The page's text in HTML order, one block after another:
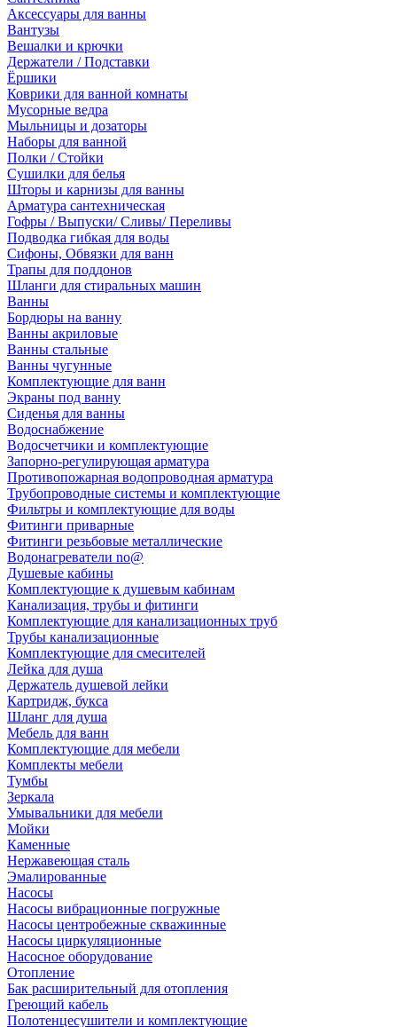
Аксессуары для ванны
Вантузы
Вешалки и крючки
Держатели / Подставки
Ёршики
Коврики для ванной комнаты
Мусорные ведра
Мыльницы и дозаторы
Наборы для ванной
Полки / Стойки
Сушилки для белья
Шторы и карнизы для ванны
Арматура сантехническая
Гофры / Выпуски/ Сливы/ Переливы
Подводка гибкая для воды
Сифоны, Обвязки для ванн
Трапы для поддонов
Шланги для стиральных машин
Ванны
Бордюры на ванну
Ванны акриловые
Ванны стальные
Ванны чугунные
Комплектующие для ванн
Экраны под ванну
Сиденья для ванны
Водоснабжение
Водосчетчики и комплектующие
Запорно-регулирующая арматура
Противопожарная водопроводная арматура
Трубопроводные системы и комплектующие
Фильтры и комплектующие для воды
Фитинги приварные
Фитинги резьбовые металлические
Водонагреватели no@
Душевые кабины
Комплектующие к душевым кабинам
Канализация, трубы и фитинги
Комплектующие для канализационных труб
Трубы канализационные
Комплектующие для смесителей
Лейка для душа
Держатель душевой лейки
Картридж, букса
Шланг для душа
Мебель для ванн
Комплектующие для мебели
Комплекты мебели
Тумбы
Зеркала
Умывальники для мебели
Мойки
Каменные
Нержавеющая сталь
Эмалированные
Насосы
Насосы вибрационные погружные
Насосы центробежные скважинные
Насосы циркуляционные
Насосное оборудование
Отопление
Бак расширительный для отопления
Греющий кабель
Полотенцесушители и комплектующие